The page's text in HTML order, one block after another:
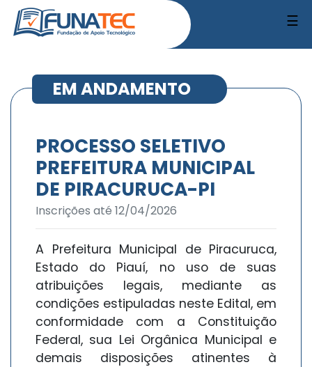
☰
EM ANDAMENTO
PROCESSO SELETIVO
PREFEITURA MUNICIPAL
DE PIRACURUCA-PI
Inscrições até 12/04/2026
A Prefeitura Municipal de Piracuruca,
Estado do Piauí, no uso de suas
atribuições legais, mediante as
condições estipuladas neste Edital, em
conformidade com a Constituição
Federal, sua Lei Orgânica Municipal e
demais disposições atinentes à